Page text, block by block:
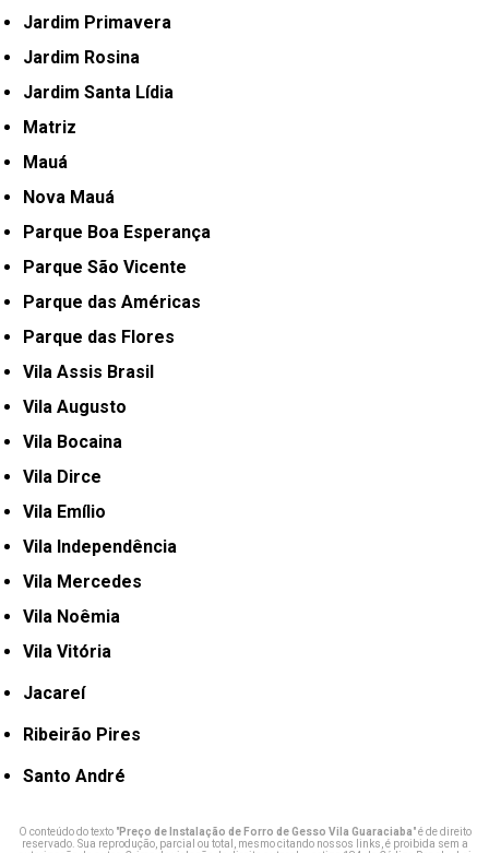
Jardim Primavera
Jardim Rosina
Jardim Santa Lídia
Matriz
Mauá
Nova Mauá
Parque Boa Esperança
Parque São Vicente
Parque das Américas
Parque das Flores
Vila Assis Brasil
Vila Augusto
Vila Bocaina
Vila Dirce
Vila Emílio
Vila Independência
Vila Mercedes
Vila Noêmia
Vila Vitória
Jacareí
Ribeirão Pires
Santo André
O conteúdo do texto "Preço de Instalação de Forro de Gesso Vila Guaraciaba" é de direito
reservado. Sua reprodução, parcial ou total, mesmo citando nossos links, é proibida sem a